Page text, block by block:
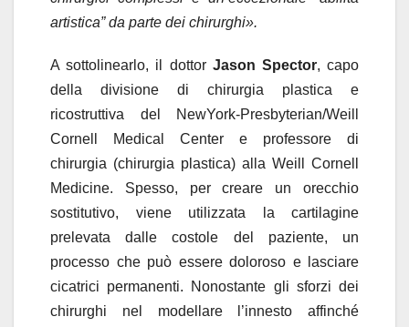
artistica” da parte dei chirurghi».
A sottolinearlo, il dottor Jason Spector, capo
della divisione di chirurgia plastica e
ricostruttiva del NewYork-Presbyterian/Weill
Cornell Medical Center e professore di
chirurgia (chirurgia plastica) alla Weill Cornell
Medicine. Spesso, per creare un orecchio
sostitutivo, viene utilizzata la cartilagine
prelevata dalle costole del paziente, un
processo che può essere doloroso e lasciare
cicatrici permanenti. Nonostante gli sforzi dei
chirurghi nel modellare l’innesto affinché